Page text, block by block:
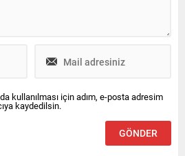
kullanılması için adım, e-posta adresim
kaydedilsin.